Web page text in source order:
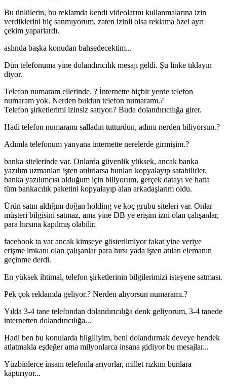
Bu ünlülerin, bu reklamda kendi videolarını kullanmalarına izin
verdiklerini hiç sanmıyorum, zaten izinli olsa reklama özel ayrı
çekim yaparlardı.
aslında başka konudan bahsedecektim...
Dün telefonuma yine dolandırıcılık mesajı geldi. Şu linke tıklayın
diyor.
Telefon numaram ellerinde. ? İnternette hiçbir yerde telefon
numaram yok. Nerden buldun telefon numaramı.?
Telefon şirketlerimi izinsiz satıyor.? Buda dolandırıcılığa girer.
Hadi telefon numaramı salladın tutturdun, adımı nerden biliyorsun.?
Adımla telefonum yanyana internette nerelerde girmişim.?
banka sitelerinde var. Onlarda güvenlik yüksek, ancak banka
yazılım uzmanları işten atılırlarsa bunları kopyalayıp satabilirler.
banka yazılımcısı olduğum için biliyorum, gerçek datayı ve hatta
tüm bankacılık paketini kopyalayıp alan arkadaşlarım oldu.
Ürün satın aldığım doğan holding ve koç grubu siteleri var. Onlar
müşteri bilgisini satmaz, ama yine DB ye erişim izni olan çalışanlar,
para hırsına kapılmış olabilir.
facebook ta var ancak kimseye gösterilmiyor fakat yine veriye
erişme imkanı olan çalışanlar para hırsı yada işten atılan elemanın
geçinme derdi.
En yüksek ihtimal, telefon şirketlerinin bilgilerimizi isteyene satması.
Pek çok reklamda geliyor.? Nerden alıyorsun numaramı.?
Yılda 3-4 tane telefondan dolandırıcılığa denk geliyorum, 3-4 tanede
internetten dolandırıcılığa...
Hadi ben bu konularda bilgiliyim, beni dolandırmak deveye hendek
atlatmakla eşdeğer ama milyonlarca insana gidiyor bu mesajlar...
Yüzbinlerce insanı telefonla arıyorlar, millet rızkını bunlara
kaptırıyor...